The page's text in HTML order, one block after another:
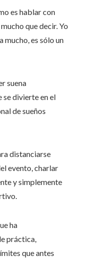
es hablar con
que decir. Yo
mucho, es sólo un
suena
se divierte en el
de sueños
distanciarse
evento, charlar
y simplemente
ha
práctica,
que antes